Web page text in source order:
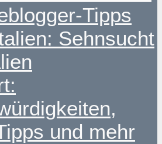
Tipps
Sehnsucht
und mehr